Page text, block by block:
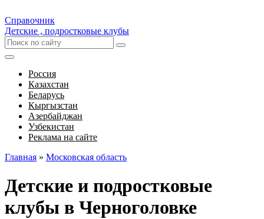
Справочник
Детские , подростковые клубы
Россия
Казахстан
Беларусь
Кыргызстан
Азербайджан
Узбекистан
Реклама на сайте
Главная » Московская область
Детские и подростковые
клубы в Черноголовке